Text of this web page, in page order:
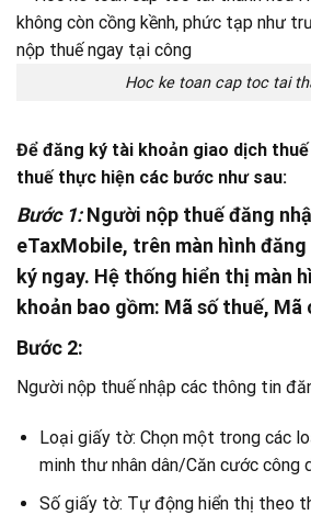
Hoc ke toan cap toc tai
Để đăng ký tài khoản giao dịch
thuế thực hiện các bước như sau:
Bước 1:Người nộp thuế đăng
eTaxMobile, trên màn hình
ký ngay. Hệ thống hiển thị màn
khoản bao gồm: Mã số thuế, Mã
Bước 2:
Người nộp thuế nhập các thông tin
Loại giấy tờ: Chọn một trong các
minh thư nhân dân/Căn cước công
Số giấy tờ: Tự động hiển thị theo